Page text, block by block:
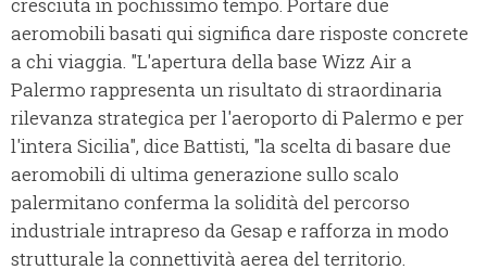
aeromobili basati qui significa dare risposte concrete
a chi viaggia. "L'apertura della base Wizz Air a
Palermo rappresenta un risultato di straordinaria
rilevanza strategica per l'aeroporto di Palermo e per
l'intera Sicilia", dice Battisti, "la scelta di basare due
aeromobili di ultima generazione sullo scalo
palermitano conferma la solidità del percorso
industriale intrapreso da Gesap e rafforza in modo
strutturale la connettività aerea del territorio.